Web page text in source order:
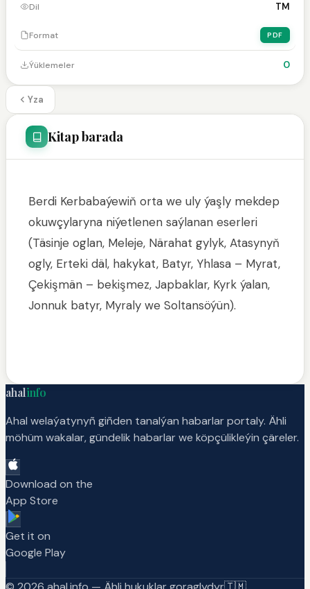
Dil TM
Format PDF
Ýüklemeler 0
Yza
Kitap barada
Berdi Kerbabaýewiň orta we uly ýaşly mekdep
okuwçylaryna niýetlenen saýlanan eserleri
(Täsinje oglan, Meleje, Närahat gylyk, Atasynyň
ogly, Erteki däl, hakykat, Batyr, Yhlasa – Myrat,
Çekişmän – bekişmez, Japbaklar, Kyrk ýalan,
Jonnuk batyr, Myraly we Soltansöýün).
ahalinfo
Ahal welaýatynyñ giñden tanalýan habarlar portaly. Ähli
möhüm wakalar, gündelik habarlar we köpçülikleýin çäreler.
Download on the
App Store
Get it on
Google Play